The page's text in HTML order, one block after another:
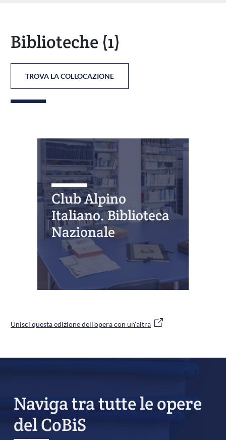
Biblioteche (1)
TROVA LA COLLOCAZIONE
Club Alpino
Italiano. Biblioteca
Nazionale
Unisci questa edizione dell'opera con un'altra
Naviga tra tutte le opere
del CoBiS